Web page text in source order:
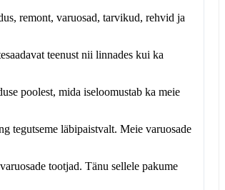
remont, varuosad, tarvikud, rehvid ja
teenust nii linnades kui ka
poolest, mida iseloomustab ka meie
tegutseme läbipaistvalt. Meie varuosade
tootjad. Tänu sellele pakume